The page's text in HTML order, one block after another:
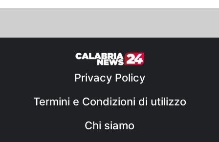
Privacy Policy
Termini e Condizioni di utilizzo
Chi siamo